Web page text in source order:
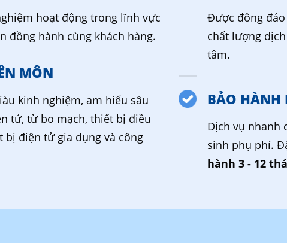
hoạt động trong lĩnh vực
đồng hành cùng khách hàng.
MÔN
kinh nghiệm, am hiểu sâu
tử, từ bo mạch, thiết bị điều
bị điện tử gia dụng và công
Được đông
chất lượng
tâm.
BẢO HÀNH
Dịch vụ nhanh
sinh phụ phí.
hành 3 - 12